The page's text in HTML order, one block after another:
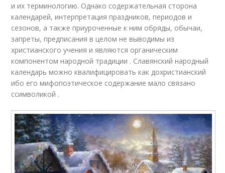
и их терминологию. Однако содержательная сторона
календарей, интерпретация праздников, периодов и
сезонов, а также приуроченные к ним обряды, обычаи,
запреты, предписания в целом не выводимы из
христианского учения и являются органическим
компонентом народной традиции . Славянский народный
календарь можно квалифицировать как дохристианский
ибо его мифопоэтическое содержание мало связано
ссимволикой .